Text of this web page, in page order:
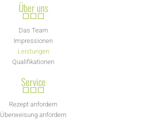
Über uns
□□□
Das Team
Impressionen
Leistungen
Qualifikationen
Service
□□□
Rezept anfordern
Überweisung anfordern